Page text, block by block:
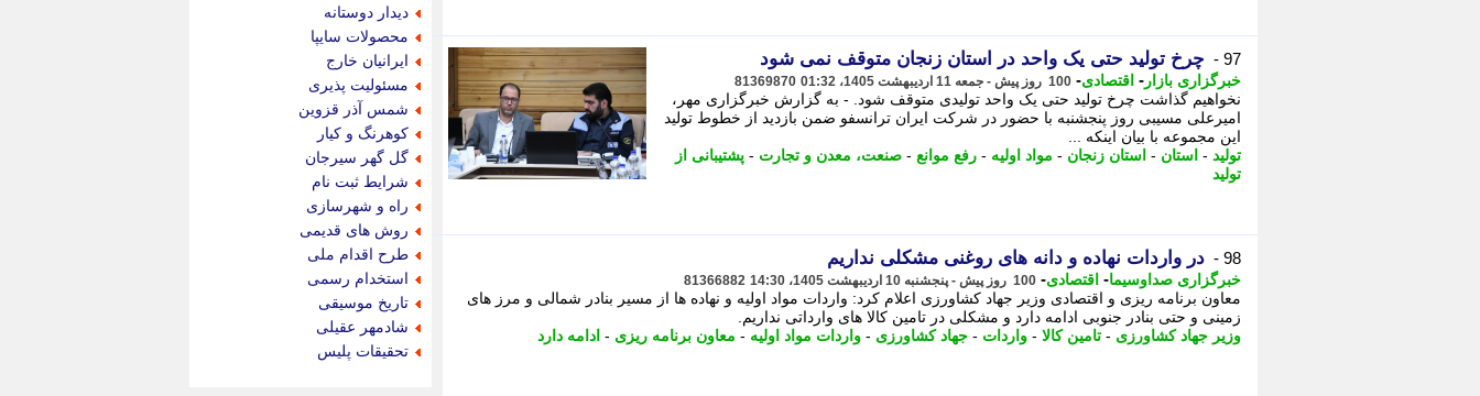
97 - چرخ تولید حتی یک واحد در استان زنجان متوقف نمی شود
خبرگزاری بازار - اقتصادی- 100 روز پیش - جمعه 11 اردیبهشت 1405، 01:32 81369870
نخواهیم گذاشت چرخ تولید حتی یک واحد تولیدی متوقف شود. - به گزارش خبرگزاری مهر،
امیرعلی مسیبی روز پنجشنبه با حضور در شرکت ایران ترانسفو ضمن بازدید از خطوط تولید
این مجموعه با بیان اینکه ...
تولید - استان - استان زنجان - مواد اولیه - رفع موانع - صنعت، معدن و تجارت - پشتیبانی از
تولید
98 - در واردات نهاده و دانه های روغنی مشکلی نداریم
خبرگزاری صداوسیما- اقتصادی- 100 روز پیش - پنجشنبه 10 اردیبهشت 1405، 14:30 81366882
معاون برنامه ریزی و اقتصادی وزیر جهاد کشاورزی اعلام کرد: واردات مواد اولیه و نهاده ها از مسیر بنادر شمالی و مرز های
زمینی و حتی بنادر جنوبی ادامه دارد و مشکلی در تامین کالا های وارداتی نداریم.
وزیر جهاد کشاورزی - تامین کالا - واردات - جهاد کشاورزی - واردات مواد اولیه - معاون برنامه ریزی - ادامه دارد
دیدار دوستانه
محصولات سایپا
ایرانیان خارج
مسئولیت پذیری
شمس آذر قزوین
کوهرنگ و کیار
گل گهر سیرجان
شرایط ثبت نام
راه و شهرسازی
روش های قدیمی
طرح اقدام ملی
استخدام رسمی
تاریخ موسیقی
شادمهر عقیلی
تحقیقات پلیس